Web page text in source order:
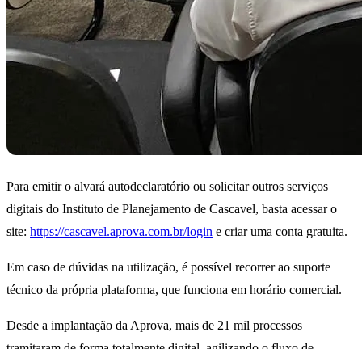
Para emitir o alvará autodeclaratório ou solicitar outros serviços
digitais do Instituto de Planejamento de Cascavel, basta acessar o
site: https://cascavel.aprova.com.br/login e criar uma conta gratuita.
Em caso de dúvidas na utilização, é possível recorrer ao suporte
técnico da própria plataforma, que funciona em horário comercial.
Desde a implantação da Aprova, mais de 21 mil processos